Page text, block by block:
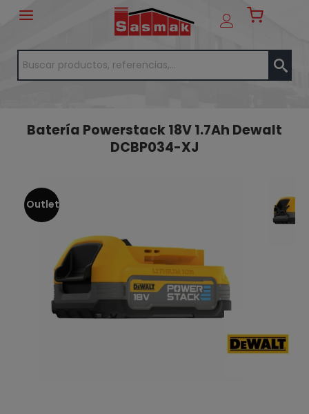
Batería Powerstack 18V 1.7Ah Dewalt
DCBP034-XJ
Outlet